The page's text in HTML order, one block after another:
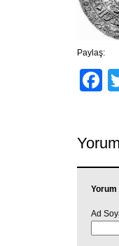
Paylaş:
Yorum
Ad